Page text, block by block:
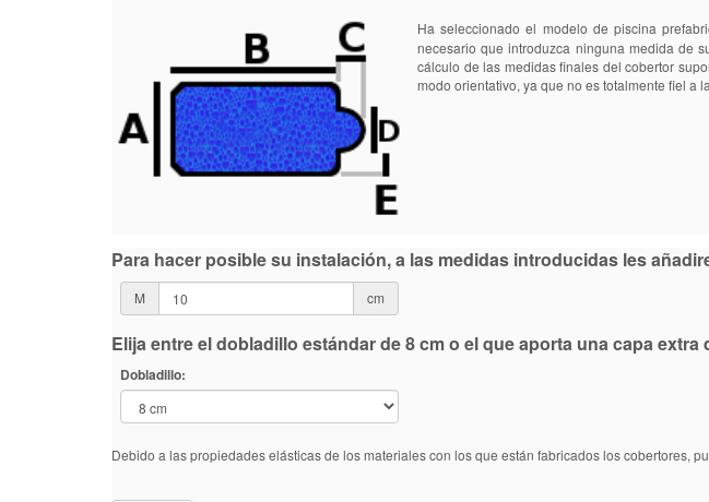
Ha seleccionado el modelo de piscina
necesario que introduzca ninguna medida de
cálculo de las medidas finales del cobertor
modo orientativo, ya que no es totalmente fiel a
Para hacer posible su instalación, a las medidas introducidas les
M cm
Elija entre el dobladillo estándar de 8 cm o el que aporta una capa
Dobladillo:
Debido a las propiedades elásticas de los materiales con los que están fabricados los cobertores,